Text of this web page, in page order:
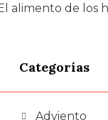
alimento de los
Categorías
Adviento